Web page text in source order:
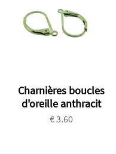
Charnières boucles
d'oreille anthracit
€ 3.60